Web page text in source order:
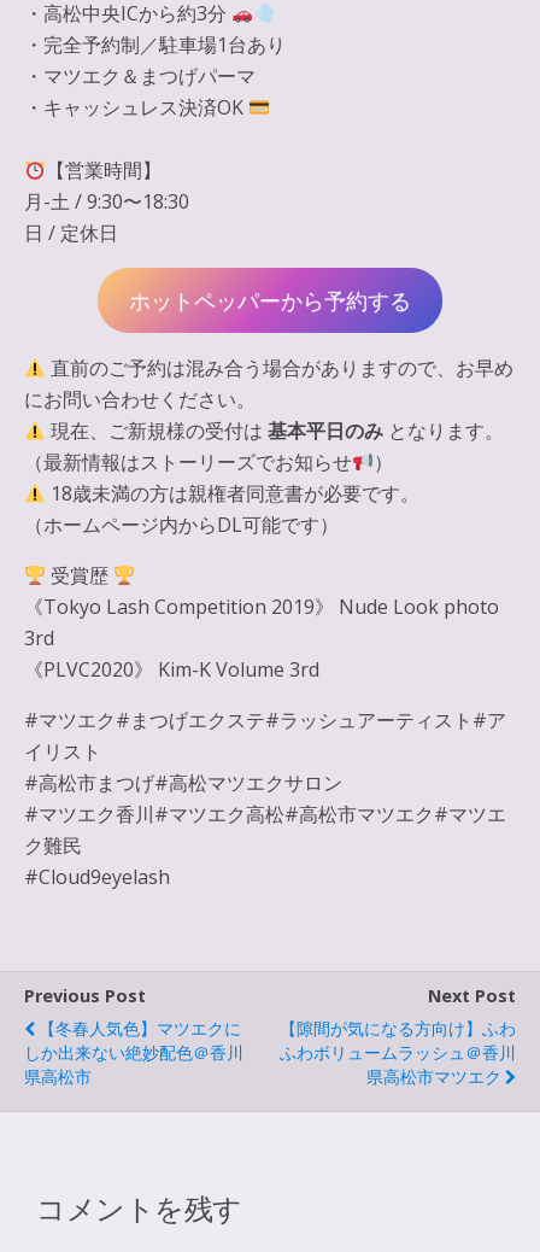
・高松中央ICから約3分
・完全予約制／駐車場1台あり
・マツエク＆まつげパーマ
・キャッシュレス決済OK
【営業時間】
月-土 / 9:30〜18:30
日 / 定休日
ホットペッパーから予約する
直前のご予約は混み合う場合がありますので、お早め
にお問い合わせください。
現在、ご新規様の受付は基本平日のみ となります。
（最新情報はストーリーズでお知らせ
）
18歳未満の方は親権者同意書が必要です。
（ホームページ内からDL可能です）
受賞歴
《Tokyo Lash Competition 2019》 Nude Look photo
3rd
《PLVC2020》 Kim-K Volume 3rd
#マツエク#まつげエクステ#ラッシュアーティスト#ア
イリスト
#高松市まつげ#高松マツエクサロン
#マツエク香川#マツエク高松#高松市マツエク#マツエ
ク難民
#Cloud9eyelash
Previous Post
【冬春人気色】マツエクに
しか出来ない絶妙配色＠香川
県高松市
Next Post
【隙間が気になる方向け】ふわ
ふわボリュームラッシュ＠香川
県高松市マツエク
コメントを残す